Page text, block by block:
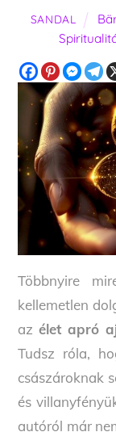
SANDAL
Többnyire
kellemetlen
azélet apró
Tudsz róla,
császároknak
és
autóról már